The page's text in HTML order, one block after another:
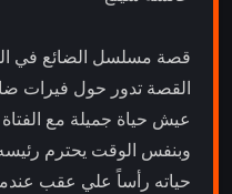
قصة مسلسل الضائع في
القصة تدور حول فيرات
عيش حياة جميلة مع الفتاة
وبنفس الوقت يحترم
حياته رأساً علي عقب